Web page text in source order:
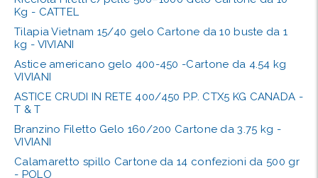
Kg - CATTEL
Tilapia Vietnam 15/40 gelo Cartone da 10 buste da 1
kg - VIVIANI
Astice americano gelo 400-450 -Cartone da 4.54 kg
VIVIANI
ASTICE CRUDI IN RETE 400/450 P.P. CTX5 KG CANADA -
T & T
Branzino Filetto Gelo 160/200 Cartone da 3.75 kg -
VIVIANI
Calamaretto spillo Cartone da 14 confezioni da 500 gr
- POLO